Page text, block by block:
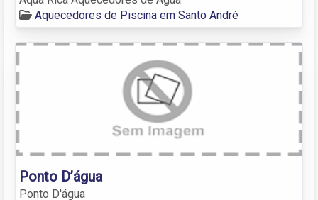
Aquecedores de Piscina em Santo André
Ponto D’água
Ponto D'água